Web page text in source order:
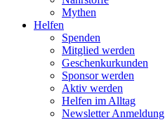
Mythen
Helfen
Spenden
Mitglied werden
Geschenkurkunden
Sponsor werden
Aktiv werden
Helfen im Alltag
Newsletter Anmeldung